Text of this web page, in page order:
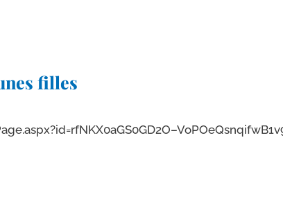
filles